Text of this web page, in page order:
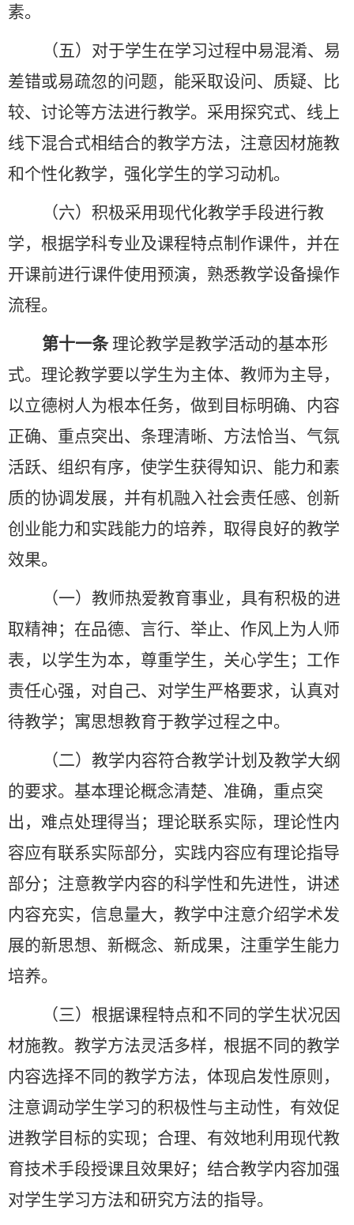
素。
（五）对于学生在学习过程中易混淆、易
差错或易疏忽的问题，能采取设问、质疑、比
较、讨论等方法进行教学。采用探究式、线上
线下混合式相结合的教学方法，注意因材施教
和个性化教学，强化学生的学习动机。
（六）积极采用现代化教学手段进行教
学，根据学科专业及课程特点制作课件，并在
开课前进行课件使用预演，熟悉教学设备操作
流程。
第十一条 理论教学是教学活动的基本形
式。理论教学要以学生为主体、教师为主导，
以立德树人为根本任务，做到目标明确、内容
正确、重点突出、条理清晰、方法恰当、气氛
活跃、组织有序，使学生获得知识、能力和素
质的协调发展，并有机融入社会责任感、创新
创业能力和实践能力的培养，取得良好的教学
效果。
（一）教师热爱教育事业，具有积极的进
取精神；在品德、言行、举止、作风上为人师
表，以学生为本，尊重学生，关心学生；工作
责任心强，对自己、对学生严格要求，认真对
待教学；寓思想教育于教学过程之中。
（二）教学内容符合教学计划及教学大纲
的要求。基本理论概念清楚、准确，重点突
出，难点处理得当；理论联系实际，理论性内
容应有联系实际部分，实践内容应有理论指导
部分；注意教学内容的科学性和先进性，讲述
内容充实，信息量大，教学中注意介绍学术发
展的新思想、新概念、新成果，注重学生能力
培养。
（三）根据课程特点和不同的学生状况因
材施教。教学方法灵活多样，根据不同的教学
内容选择不同的教学方法，体现启发性原则，
注意调动学生学习的积极性与主动性，有效促
进教学目标的实现；合理、有效地利用现代教
育技术手段授课且效果好；结合教学内容加强
对学生学习方法和研究方法的指导。